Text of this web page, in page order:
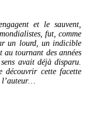
et le sauvent,
fut, comme
un lourd, un indicible
au tournant des années
avait déjà disparu.
découvrir cette facette